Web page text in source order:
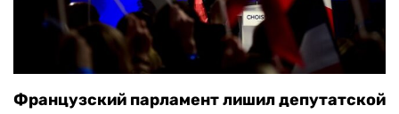
Французский парламент лишил депутатской